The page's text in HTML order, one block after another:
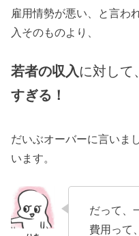
雇用情勢が悪い、と言わ
入そのものより、
若者の収入 に対して
すぎる！
だいぶオーバーに言いま
います。
だって、
費用って